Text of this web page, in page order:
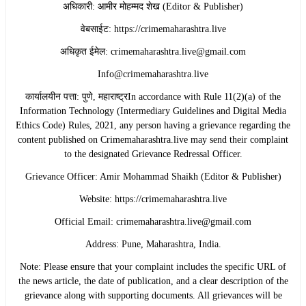
​अधिकारी: आमीर मोहम्मद शेख (Editor & Publisher)
​वेबसाईट: https://crimemaharashtra.live
​अधिकृत ईमेल: crimemaharashtra.live@gmail.com
Info@crimemaharashtra.live
​कार्यालयीन पत्ता: पुणे, महाराष्ट्रIn accordance with Rule 11(2)(a) of the
Information Technology (Intermediary Guidelines and Digital Media
Ethics Code) Rules, 2021, any person having a grievance regarding the
content published on Crimemaharashtra.live may send their complaint
to the designated Grievance Redressal Officer.
​Grievance Officer: Amir Mohammad Shaikh (Editor & Publisher)
​Website: https://crimemaharashtra.live
​Official Email: crimemaharashtra.live@gmail.com
​Address: Pune, Maharashtra, India.
​Note: Please ensure that your complaint includes the specific URL of
the news article, the date of publication, and a clear description of the
grievance along with supporting documents. All grievances will be